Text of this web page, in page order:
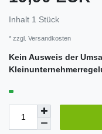
Inhalt 1 Stück
* zzgl. Versandkosten
Kein Ausweis der